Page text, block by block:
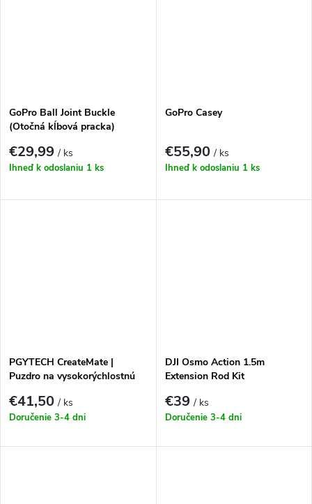
GoPro Ball Joint Buckle
(Otočná kĺbová pracka)
€29,99/ ks
Ihneď k odoslaniu 1 ks
GoPro Casey
€55,90/ ks
Ihneď k odoslaniu 1 ks
PGYTECH CreateMate |
Puzdro na vysokorýchlostnú
€41,50/ ks
Doručenie 3-4 dni
DJI Osmo Action 1.5m
Extension Rod Kit
€39/ ks
Doručenie 3-4 dni